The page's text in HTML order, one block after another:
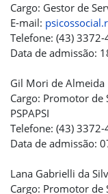
Cargo: Gestor de
E-mail:
Telefone: (43) 3372-
Data de admissão:
Gil Mori de Almeida
Cargo: Promotor de
PSPAPSI
Telefone: (43) 3372-
Data de admissão:
Lana Gabrielli da
Cargo: Promotor de